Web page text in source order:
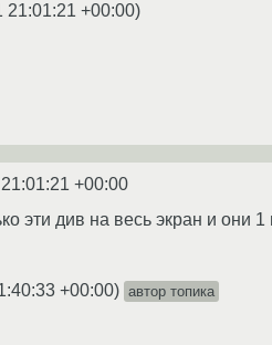
21:01:21 +00:00)
+00:00
эти див на весь экран и они
+00:00) автор топика